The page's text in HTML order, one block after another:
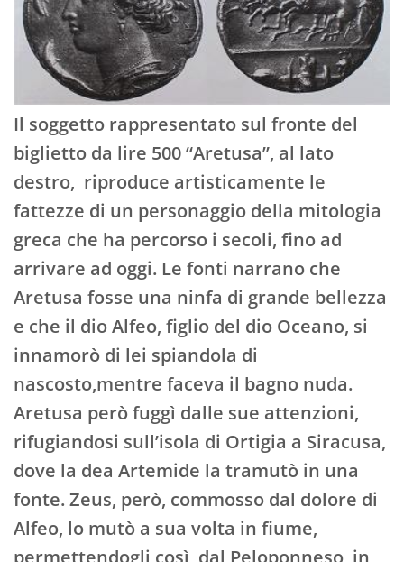
Il soggetto rappresentato sul fronte del
biglietto da lire 500 “Aretusa”, al lato
destro, riproduce artisticamente le
fattezze di un personaggio della mitologia
greca che ha percorso i secoli, fino ad
arrivare ad oggi. Le fonti narrano che
Aretusa fosse una ninfa di grande bellezza
e che il dio Alfeo, figlio del dio Oceano, si
innamorò di lei spiandola di
nascosto,mentre faceva il bagno nuda.
Aretusa però fuggì dalle sue attenzioni,
rifugiandosi sull’isola di Ortigia a Siracusa,
dove la dea Artemide la tramutò in una
fonte. Zeus, però, commosso dal dolore di
Alfeo, lo mutò a sua volta in fiume,